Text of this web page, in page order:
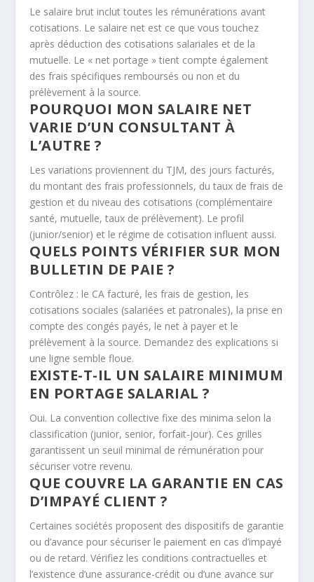
Le salaire brut inclut toutes les rémunérations avant
cotisations. Le salaire net est ce que vous touchez
après déduction des cotisations salariales et de la
mutuelle. Le « net portage » tient compte également
des frais spécifiques remboursés ou non et du
prélèvement à la source.
POURQUOI MON SALAIRE NET
VARIE D’UN CONSULTANT À
L’AUTRE ?
Les variations proviennent du TJM, des jours facturés,
du montant des frais professionnels, du taux de frais de
gestion et du niveau des cotisations (complémentaire
santé, mutuelle, taux de prélèvement). Le profil
(junior/senior) et le régime de cotisation influent aussi.
QUELS POINTS VÉRIFIER SUR MON
BULLETIN DE PAIE ?
Contrôlez : le CA facturé, les frais de gestion, les
cotisations sociales (salariées et patronales), la prise en
compte des congés payés, le net à payer et le
prélèvement à la source. Demandez des explications si
une ligne semble floue.
EXISTE-T-IL UN SALAIRE MINIMUM
EN PORTAGE SALARIAL ?
Oui. La convention collective fixe des minima selon la
classification (junior, senior, forfait-jour). Ces grilles
garantissent un seuil minimal de rémunération pour
sécuriser votre revenu.
QUE COUVRE LA GARANTIE EN CAS
D’IMPAYÉ CLIENT ?
Certaines sociétés proposent des dispositifs de garantie
ou d’avance pour sécuriser le paiement en cas d’impayé
ou de retard. Vérifiez les conditions contractuelles et
l’existence d’une assurance-crédit ou d’une avance sur